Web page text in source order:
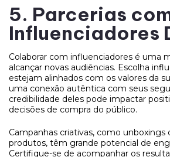
5. Parcerias
Influenciadores
Colaborar com influenciadores é uma
alcançar novas audiências. Escolha
estejam alinhados com os valores da
uma conexão autêntica com seus
credibilidade deles pode impactar
decisões de compra do público.
Campanhas criativas, como unboxings
produtos, têm grande potencial de
Certifique-se de acompanhar os